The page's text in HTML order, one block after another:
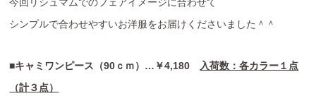
シンプルで合わせやすいお洋服をお届けくださいました＾＾
■キャミワンピース（90ｃｍ）…￥4,180 入荷数：各カラー１点
（計３点）